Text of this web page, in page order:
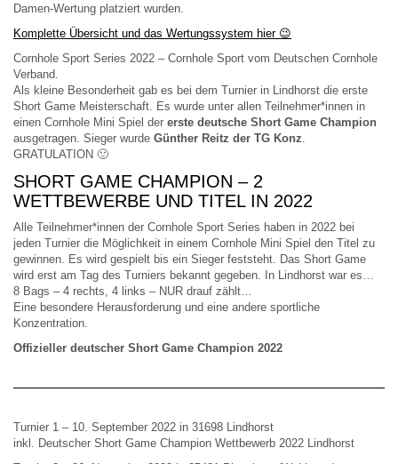
Damen-Wertung platziert wurden.
Komplette Übersicht und das Wertungssystem hier 😉
Cornhole Sport Series 2022 – Cornhole Sport vom Deutschen Cornhole
Verband.
Als kleine Besonderheit gab es bei dem Turnier in Lindhorst die erste
Short Game Meisterschaft. Es wurde unter allen Teilnehmer*innen in
einen Cornhole Mini Spiel der erste deutsche Short Game Champion
ausgetragen. Sieger wurde Günther Reitz der TG Konz.
GRATULATION 🙂
SHORT GAME CHAMPION – 2
WETTBEWERBE UND TITEL IN 2022
Alle Teilnehmer*innen der Cornhole Sport Series haben in 2022 bei
jeden Turnier die Möglichkeit in einem Cornhole Mini Spiel den Titel zu
gewinnen. Es wird gespielt bis ein Sieger feststeht. Das Short Game
wird erst am Tag des Turniers bekannt gegeben. In Lindhorst war es…
8 Bags – 4 rechts, 4 links – NUR drauf zählt…
Eine besondere Herausforderung und eine andere sportliche
Konzentration.
Offizieller deutscher Short Game Champion 2022
Turnier 1 – 10. September 2022 in 31698 Lindhorst
inkl. Deutscher Short Game Champion Wettbewerb 2022 Lindhorst